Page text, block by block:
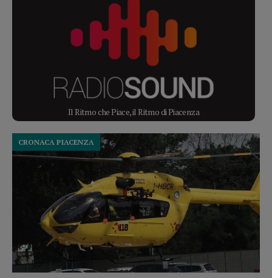
Il Ritmo che Piace, il Ritmo di Piacenza
CRONACA PIACENZA